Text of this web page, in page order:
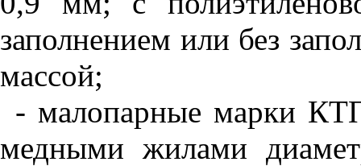
заполнением или без
массой;
- малопарные марки
медными жилами